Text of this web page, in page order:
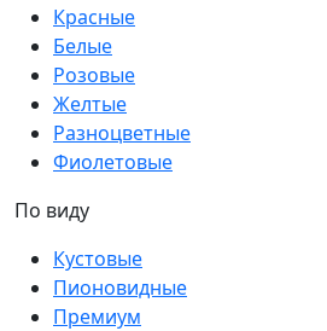
Красные
Белые
Розовые
Желтые
Разноцветные
Фиолетовые
По виду
Кустовые
Пионовидные
Премиум